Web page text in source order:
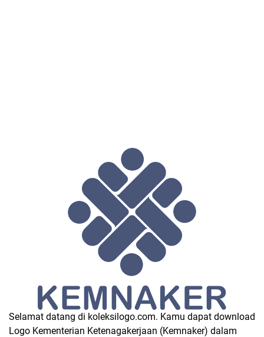
Selamat datang di koleksilogo.com. Kamu dapat download
Logo Kementerian Ketenagakerjaan (Kemnaker) dalam